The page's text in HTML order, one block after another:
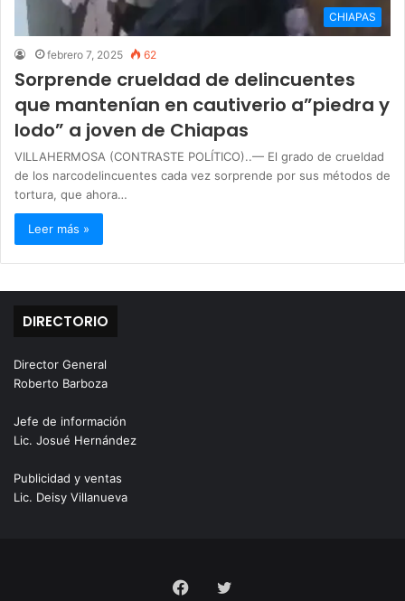
CHIAPAS
febrero 7, 2025 62
Sorprende crueldad de delincuentes
que mantenían en cautiverio a”piedra y
lodo” a joven de Chiapas
VILLAHERMOSA (CONTRASTE POLÍTICO)..— El grado de crueldad
de los narcodelincuentes cada vez sorprende por sus métodos de
tortura, que ahora…
Leer más »
DIRECTORIO
Director General
Roberto Barboza
Jefe de información
Lic. Josué Hernández
Publicidad y ventas
Lic. Deisy Villanueva
FacebookTwitter